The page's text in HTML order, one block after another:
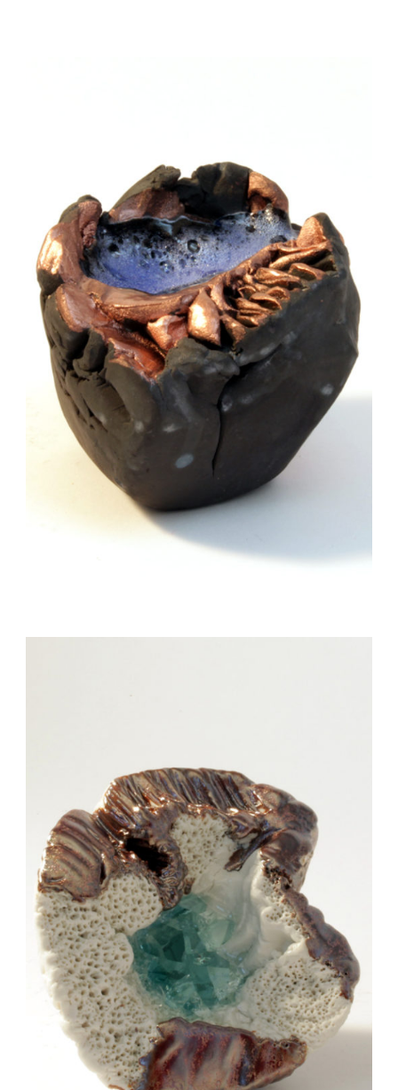
Auteur/autrice
Auteur/autrice